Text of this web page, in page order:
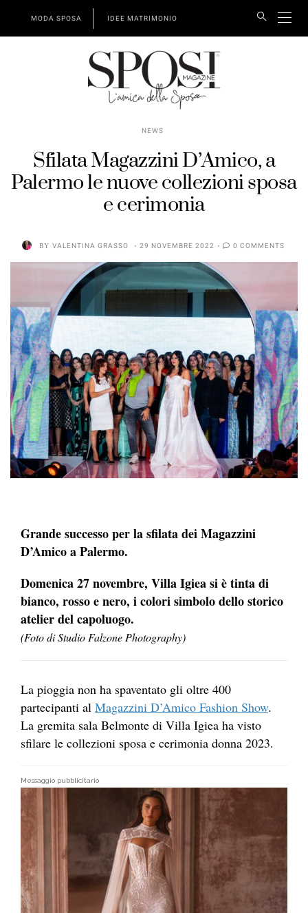
MODA SPOSA IDEE MATRIMONIO
NEWS
Sfilata Magazzini D’Amico, a
Palermo le nuove collezioni sposa
e cerimonia
BY VALENTINA GRASSO 29 NOVEMBRE 2022 0 COMMENTS
Grande successo per la sfilata dei Magazzini
D’Amico a Palermo.
Domenica 27 novembre, Villa Igiea si è tinta di
bianco, rosso e nero, i colori simbolo dello storico
atelier del capoluogo.
(Foto di Studio Falzone Photography)
La pioggia non ha spaventato gli oltre 400
partecipanti al Magazzini D’Amico Fashion Show.
La gremita sala Belmonte di Villa Igiea ha visto
sfilare le collezioni sposa e cerimonia donna 2023.
Messaggio pubblicitario